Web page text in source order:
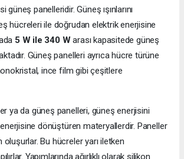
güneş panelleridir. Güneş ışınlarını
hücreleri ile doğrudan elektrik enerjisine
5 W ile 340 Warası kapasitede güneş
Güneş panelleri ayrıca hücre türüne
ince film gibi çeşitlere
ya da güneş panelleri, güneş enerjisini
dönüştüren materyallerdir. Paneller
Bu hücreler yarı iletken
Yapımlarında ağırlıklı olarak silikon